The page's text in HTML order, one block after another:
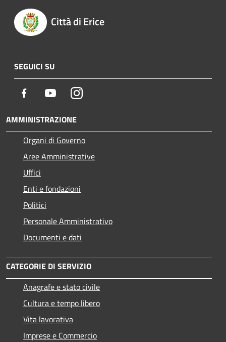
Città di Erice
SEGUICI SU
Facebook YoutubeInstagram
AMMINISTRAZIONE
Organi di Governo
Aree Amministrative
Uffici
Enti e fondazioni
Politici
Personale Amministrativo
Documenti e dati
CATEGORIE DI SERVIZIO
Anagrafe e stato civile
Cultura e tempo libero
Vita lavorativa
Imprese e Commercio